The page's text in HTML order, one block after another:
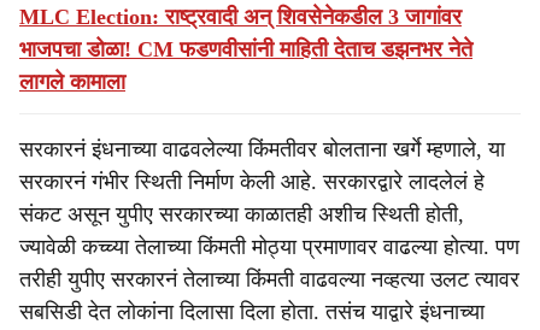
MLC Election: राष्ट्रवादी अन् शिवसेनेकडील 3 जागांवर
भाजपचा डोळा! CM फडणवीसांनी माहिती देताच डझनभर नेते
लागले कामाला
सरकारनं इंधनाच्या वाढवलेल्या किंमतीवर बोलताना खर्गे म्हणाले, या
सरकारनं गंभीर स्थिती निर्माण केली आहे. सरकारद्वारे लादलेलं हे
संकट असून युपीए सरकारच्या काळातही अशीच स्थिती होती,
ज्यावेळी कच्च्या तेलाच्या किंमती मोठ्या प्रमाणावर वाढल्या होत्या. पण
तरीही युपीए सरकारनं तेलाच्या किंमती वाढवल्या नव्हत्या उलट त्यावर
सबसिडी देत लोकांना दिलासा दिला होता. तसंच याद्वारे इंधनाच्या